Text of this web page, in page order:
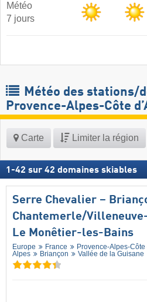
Météo
7 jours
Météo des stations/
Provence-Alpes-Côte
Carte Limiter la région
1 -42 sur 42 domaines skiables
Serre Chevalier –
Chantemerle/​
Le Monêtier-les-Bains
Europe France Provence-Alpes-Côte
Alpes
Briançon Vallée de la Guisane